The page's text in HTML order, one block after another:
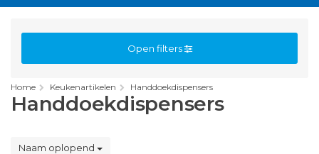
Open filters
Home Keukenartikelen Handdoekdispensers
Handdoekdispensers
Naam oplopend